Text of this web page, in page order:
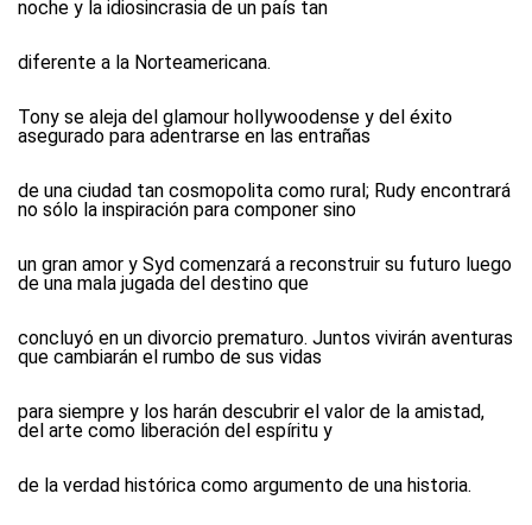
noche y la idiosincrasia de un país tan
diferente a la Norteamericana.
Tony se aleja del glamour hollywoodense y del éxito
asegurado para adentrarse en las entrañas
de una ciudad tan cosmopolita como rural; Rudy encontrará
no sólo la inspiración para componer sino
un gran amor y Syd comenzará a reconstruir su futuro luego
de una mala jugada del destino que
concluyó en un divorcio prematuro. Juntos vivirán aventuras
que cambiarán el rumbo de sus vidas
para siempre y los harán descubrir el valor de la amistad,
del arte como liberación del espíritu y
de la verdad histórica como argumento de una historia.